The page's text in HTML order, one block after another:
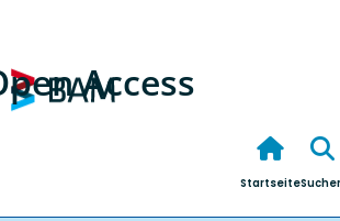
Access
Startseite